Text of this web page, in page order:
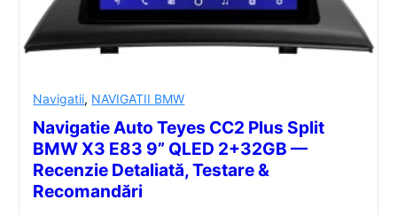
Navigatii, NAVIGATII BMW
Navigatie Auto Teyes CC2 Plus Split
BMW X3 E83 9” QLED 2+32GB —
Recenzie Detaliată, Testare &
Recomandări